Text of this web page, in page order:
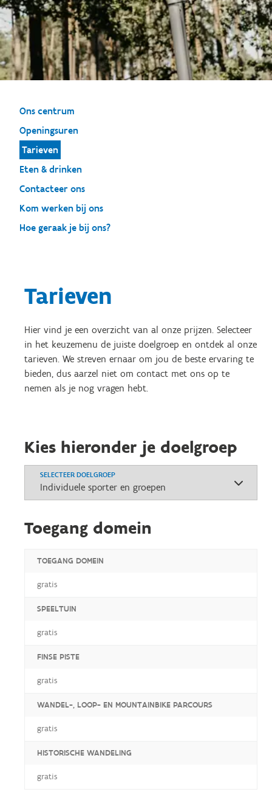
Ons centrum
Openingsuren
Tarieven
Eten & drinken
Contacteer ons
Kom werken bij ons
Hoe geraak je bij ons?
Tarieven
Hier vind je een overzicht van al onze prijzen. Selecteer
in het keuzemenu de juiste doelgroep en ontdek al onze
tarieven. We streven ernaar om jou de beste ervaring te
bieden, dus aarzel niet om contact met ons op te
nemen als je nog vragen hebt.
Kies hieronder je doelgroep
SELECTEER DOELGROEP
Toegang domein
TOEGANG DOMEIN
gratis
SPEELTUIN
gratis
FINSE PISTE
gratis
WANDEL-, LOOP- EN MOUNTAINBIKE PARCOURS
gratis
HISTORISCHE WANDELING
gratis